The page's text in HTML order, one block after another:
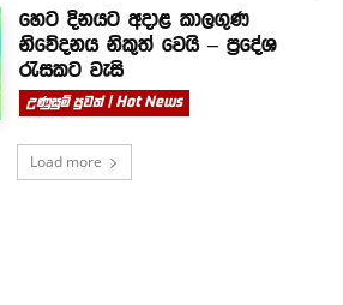
හෙට දිනයට අදාළ කාලගුණ
නිවේදනය නිකුත් වෙයි – ප්‍රදේශ
රැසකට වැසි
උණුසුම් පුවත් | Hot News
Load more